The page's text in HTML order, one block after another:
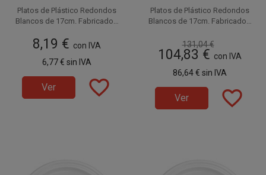
Platos de Plástico Redondos
Blancos de 17cm. Fabricados
por su tamaño es llamado
también Plato de Plástico de
Postre. Ideales para servir
paquetes de 100 unidades.
8,19 € con IVA
6,77 € sin IVA
Ver favorite_border
Platos de Plástico Redondos
Blancos de 17cm. Fabricados
por su tamaño es llamado
también Plato de Plástico de
Postre. Ideales para servir
cualquier tipo de comida.
de 1.600 unidades, distribuidas
en 16 paquetes de 100
unidades.
131,04 €
104,83 € con IVA
86,64 € sin IVA
Ver favorite_border